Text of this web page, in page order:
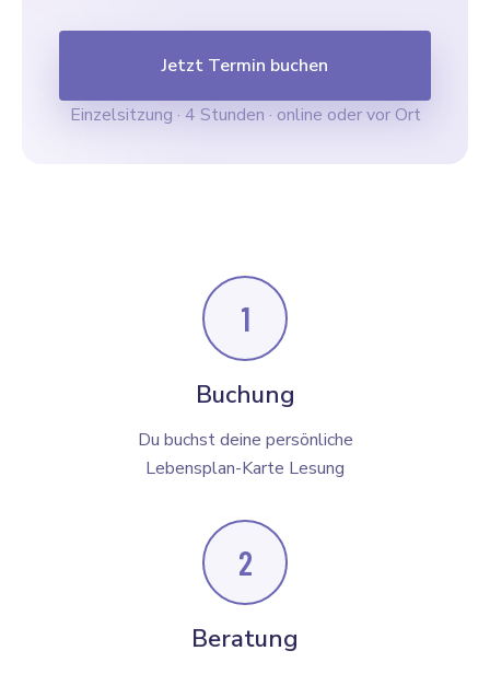
Jetzt Termin buchen
Einzelsitzung · 4 Stunden · online oder vor Ort
1
Buchung
Du buchst deine persönliche
Lebensplan-Karte Lesung
2
Beratung